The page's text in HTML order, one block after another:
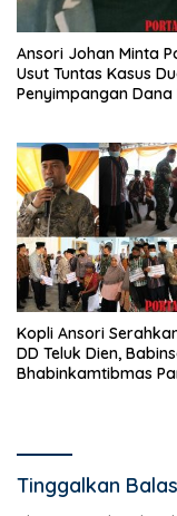
Ansori Johan Minta
Usut Tuntas Kasus
Penyimpangan Dana
Kopli Ansori
DD Teluk Dien,
Bhabinkamtibmas
Tinggalkan